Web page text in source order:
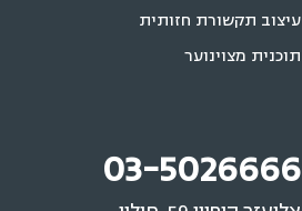
עיצוב תקשורת חזותית
תוכנית מצוינוער
03-5026666